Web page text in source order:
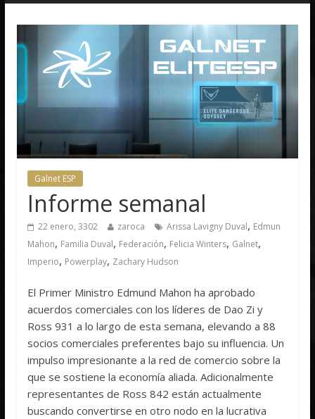
Galnet ESP
Informe semanal
22 enero, 3302 zaroca Arissa Lavigny Duval, Edmun
Mahon, Familia Duval, Federación, Felicia Winters, Galnet,
Imperio, Powerplay, Zachary Hudson
El Primer Ministro Edmund Mahon ha aprobado
acuerdos comerciales con los líderes de Dao Zi y
Ross 931 a lo largo de esta semana, elevando a 88
socios comerciales preferentes bajo su influencia. Un
impulso impresionante a la red de comercio sobre la
que se sostiene la economía aliada. Adicionalmente
representantes de Ross 842 están actualmente
buscando convertirse en otro nodo en la lucrativa